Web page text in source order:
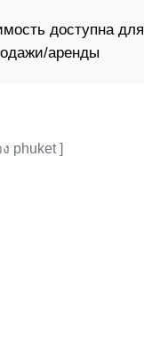
доступна для
аренды
phuket ]